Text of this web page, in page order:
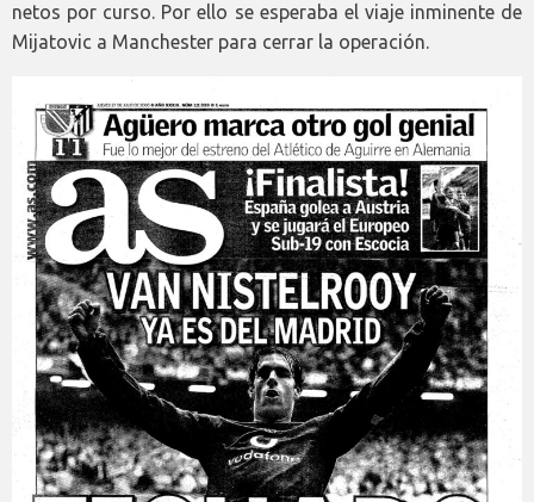
netos por curso. Por ello se esperaba el viaje inminente de
Mijatovic a Manchester para cerrar la operación.